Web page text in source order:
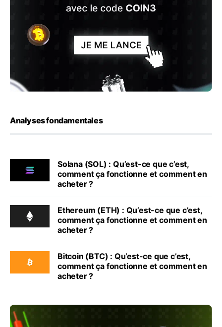
Analyses fondamentales
Solana (SOL) : Qu’est-ce que c’est,
comment ça fonctionne et comment en
acheter ?
Ethereum (ETH) : Qu’est-ce que c’est,
comment ça fonctionne et comment en
acheter ?
Bitcoin (BTC) : Qu’est-ce que c’est,
comment ça fonctionne et comment en
acheter ?